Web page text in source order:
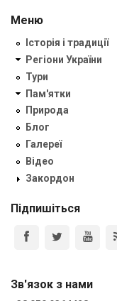
Меню
Історія і традиції
Регіони України
Тури
Пам'ятки
Природа
Блог
Галереї
Відео
Закордон
Підпишіться
Зв'язок з нами